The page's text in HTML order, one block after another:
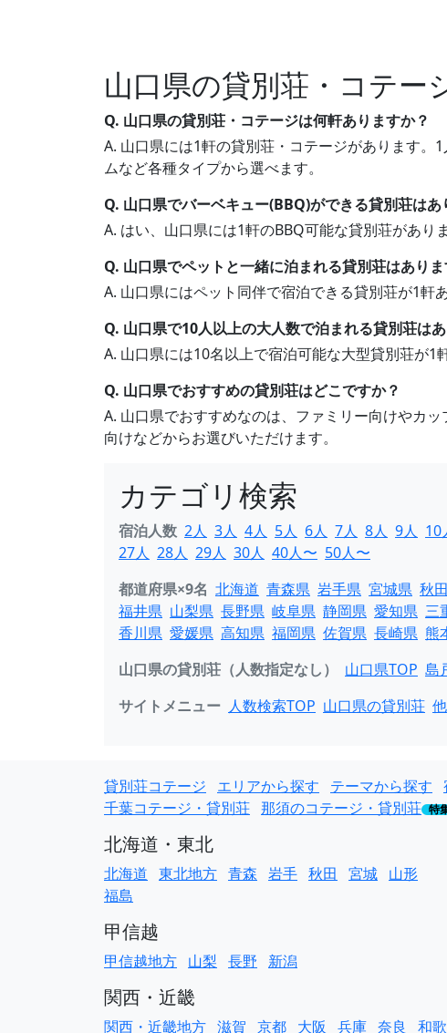
山口県の貸別荘・コテー
Q. 山口県の貸別荘・コテージは何軒ありますか？
A. 山口県には1軒の貸別荘・コテージがあります
ムなど各種タイプから選べます。
Q. 山口県でバーベキュー(BBQ)ができる貸別荘はあ
A. はい、山口県には1軒のBBQ可能な貸別荘があり
Q. 山口県でペットと一緒に泊まれる貸別荘はありま
A. 山口県にはペット同伴で宿泊できる貸別荘が1軒
Q. 山口県で10人以上の大人数で泊まれる貸別荘は
A. 山口県には10名以上で宿泊可能な大型貸別荘が1
Q. 山口県でおすすめの貸別荘はどこですか？
A. 山口県でおすすめなのは、ファミリー向けやカ
向けなどからお選びいただけます。
カテゴリ検索
宿泊人数 2人 3人 4人 5人 6人 7人 8人 9人 10
27人 28人 29人 30人 40人〜 50人〜
都道府県×9名 北海道 青森県 岩手県 宮城県 秋
福井県 山梨県 長野県 岐阜県 静岡県 愛知県 三
香川県 愛媛県 高知県 福岡県 佐賀県 長崎県 熊
山口県の貸別荘（人数指定なし）
山口県TOP 島
サイトメニュー 人数検索TOP 山口県の貸別荘
貸別荘コテージ エリアから探す テーマから探す
千葉コテージ・貸別荘 那須のコテージ・貸別荘 特
北海道・東北
北海道 東北地方 青森 岩手 秋田 宮城 山形
福島
甲信越
甲信越地方 山梨 長野 新潟
関西・近畿
関西・近畿地方 滋賀 京都 大阪 兵庫 奈良 和